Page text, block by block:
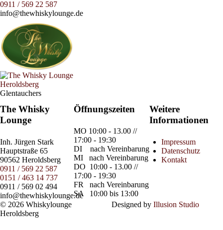
0911 / 569 22 587
info@thewhiskylounge.de
Glentauchers
The Whisky
Lounge
Inh. Jürgen Stark
Hauptstraße 65
90562 Heroldsberg
0911 / 569 22 587
0151 / 463 14 737
0911 / 569 02 494
info@thewhiskylounge.de
Öffnungszeiten
MO 10:00 - 13.00 //
17:00 - 19:30
DI
nach Vereinbarung
MI
nach Vereinbarung
DO 10:00 - 13.00 //
17:00 - 19:30
FR
nach Vereinbarung
SA
10:00 bis 13:00
Weitere
Informationen
Impressum
Datenschutz
Kontakt
© 2026 Whiskylounge
Heroldsberg
Designed by Illusion Studio